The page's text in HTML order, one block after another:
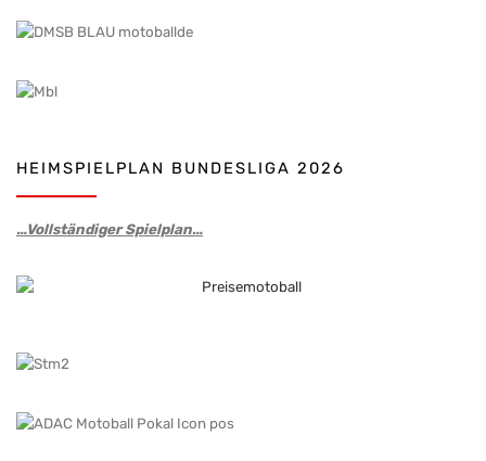
HEIMSPIELPLAN BUNDESLIGA 2026
…Vollständiger Spielplan…